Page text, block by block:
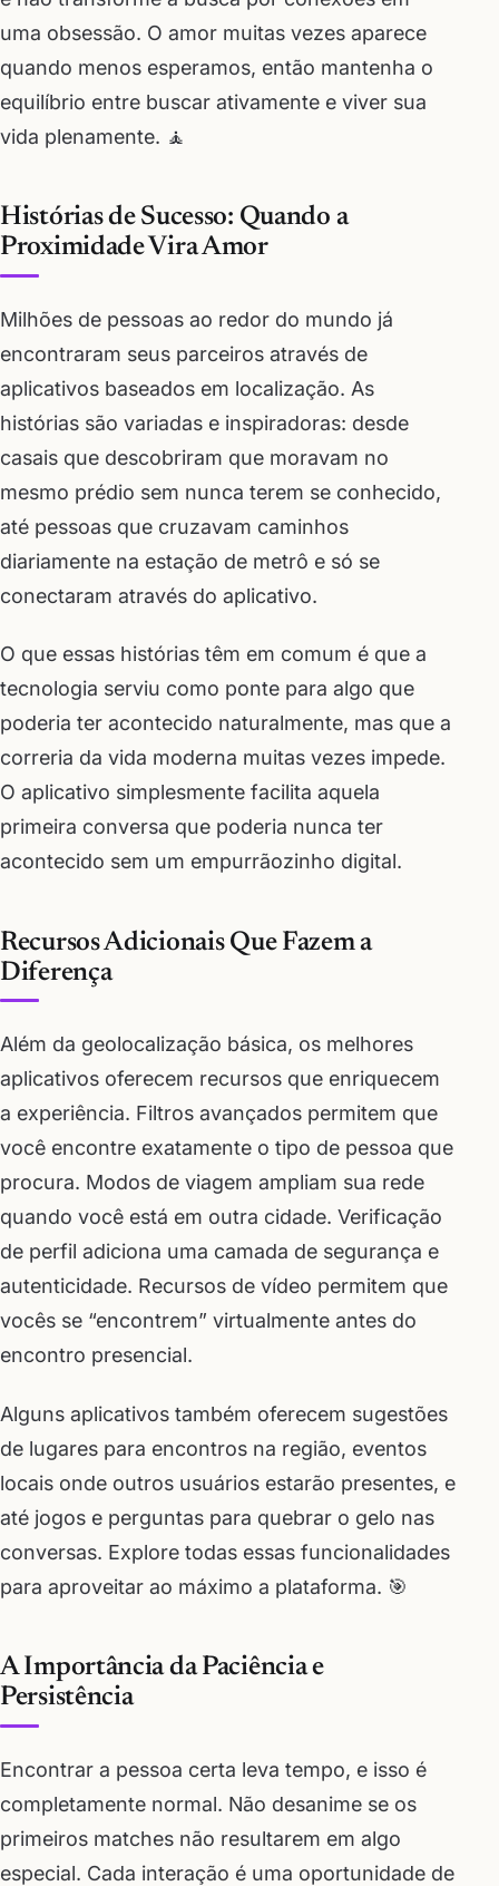
uma obsessão. O amor muitas vezes aparece
quando menos esperamos, então mantenha o
equilíbrio entre buscar ativamente e viver sua
vida plenamente. 🧘
Histórias de Sucesso: Quando a
Proximidade Vira Amor
Milhões de pessoas ao redor do mundo já
encontraram seus parceiros através de
aplicativos baseados em localização. As
histórias são variadas e inspiradoras: desde
casais que descobriram que moravam no
mesmo prédio sem nunca terem se conhecido,
até pessoas que cruzavam caminhos
diariamente na estação de metrô e só se
conectaram através do aplicativo.
O que essas histórias têm em comum é que a
tecnologia serviu como ponte para algo que
poderia ter acontecido naturalmente, mas que a
correria da vida moderna muitas vezes impede.
O aplicativo simplesmente facilita aquela
primeira conversa que poderia nunca ter
acontecido sem um empurrãozinho digital.
Recursos Adicionais Que Fazem a
Diferença
Além da geolocalização básica, os melhores
aplicativos oferecem recursos que enriquecem
a experiência. Filtros avançados permitem que
você encontre exatamente o tipo de pessoa que
procura. Modos de viagem ampliam sua rede
quando você está em outra cidade. Verificação
de perfil adiciona uma camada de segurança e
autenticidade. Recursos de vídeo permitem que
vocês se “encontrem” virtualmente antes do
encontro presencial.
Alguns aplicativos também oferecem sugestões
de lugares para encontros na região, eventos
locais onde outros usuários estarão presentes, e
até jogos e perguntas para quebrar o gelo nas
conversas. Explore todas essas funcionalidades
para aproveitar ao máximo a plataforma. 🎯
A Importância da Paciência e
Persistência
Encontrar a pessoa certa leva tempo, e isso é
completamente normal. Não desanime se os
primeiros matches não resultarem em algo
especial. Cada interação é uma oportunidade de